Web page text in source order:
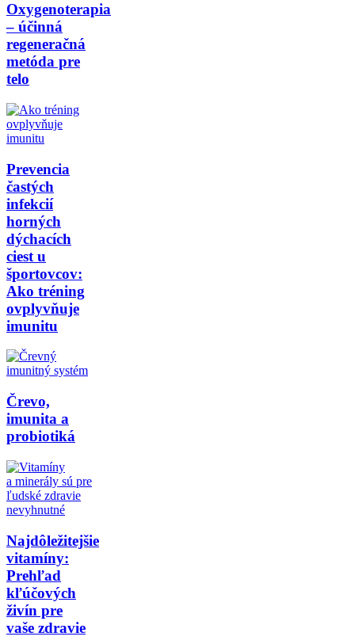
Oxygenoterapia
– účinná
regeneračná
metóda pre
telo
Prevencia
častých
infekcií
horných
dýchacích
ciest u
športovcov:
Ako tréning
ovplyvňuje
imunitu
Črevo,
imunita a
probiotiká
Najdôležitejšie
vitamíny:
Prehľad
kľúčových
živín pre
vaše zdravie